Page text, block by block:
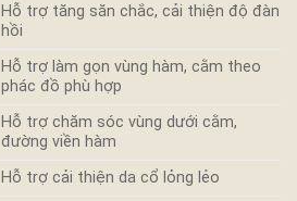
Hỗ trợ tăng săn chắc, cải thiện độ đàn
hồi
Hỗ trợ làm gọn vùng hàm, cằm theo
phác đồ phù hợp
Hỗ trợ chăm sóc vùng dưới cằm,
đường viền hàm
Hỗ trợ cải thiện da cổ lỏng lẻo